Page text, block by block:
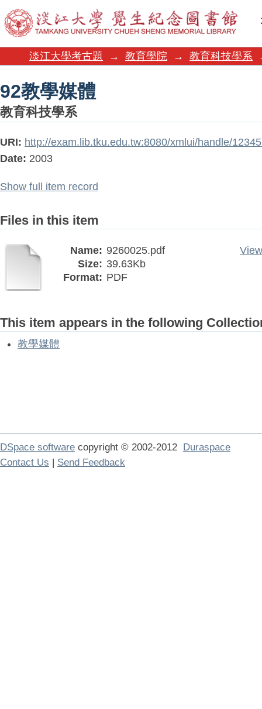
92教學媒體
淡江大學考古題 → 教育學院 → 教育科技學系
92教學媒體
教育科技學系
URI: http://exam.lib.tku.edu.tw:8080/xmlui/handle/
Date: 2003
Show full item record
Files in this item
Name: 9260025.pdf
Size: 39.63Kb
Format: PDF
This item appears in the following
教學媒體
DSpace software copyright © 2002-2012 Duraspace
Contact Us | Send Feedback